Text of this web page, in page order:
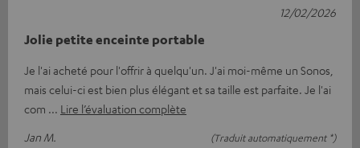
Jolie petite enceinte portable
Je l'ai acheté pour l'offrir à quelqu'un. J'ai moi-même un Sonos,
mais celui-ci est bien plus élégant et sa taille est parfaite. Je l'ai
com
Lire l’évaluation complète
Jan M.
(Traduit automatiquement *)
12/02/2026